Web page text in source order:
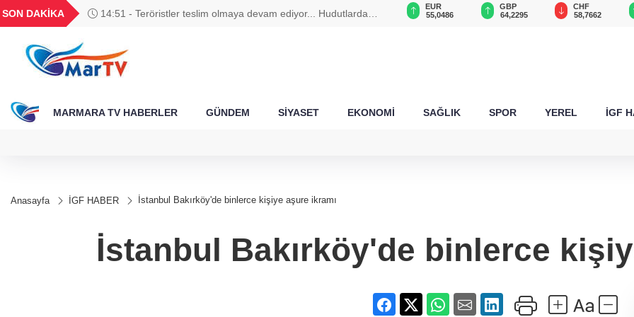
SON DAKİKA
14:51 - Teröristler teslim olmaya devam ediyor... Hudutlarda
BGN
28,0626
0,0018
6.518,28
13.769,38
47,5886
EUR
55,0486
GBP
64,2295
CHF
58,7662
MARMARA TV HABERLER GÜNDEM SİYASET EKONOMİ SAĞLIK SPOR YEREL İGF
Anasayfa İGF HABER İstanbul Bakırköy'de binlerce kişiye aşure ikramı
İstanbul Bakırköy'de binlerce